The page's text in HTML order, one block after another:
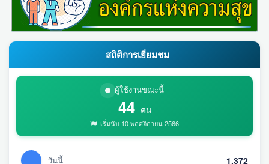
สถิติการเยี่ยมชม
ผู้ใช้งานขณะนี้
44 คน
เริ่มนับ 10 พฤศจิกายน 2566
วันนี้ 1,372